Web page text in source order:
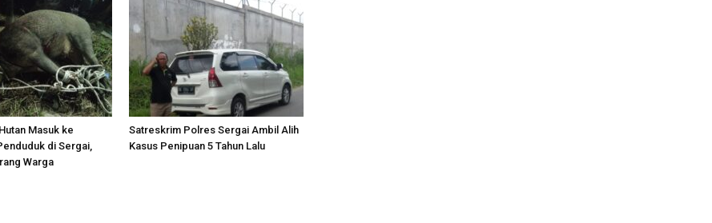
Masuk ke
di Sergai,
Warga
Satreskrim Polres Sergai Ambil Alih
Kasus Penipuan 5 Tahun Lalu